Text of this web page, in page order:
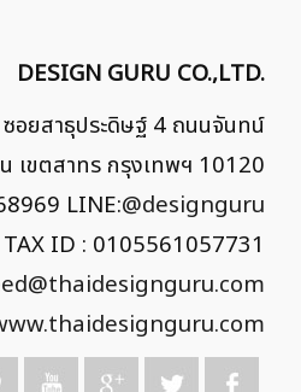
DESIGN GURU CO.,LTD.
อยสาธุประดิษฐ์ 4 ถนนจันทน์
เขตสาทร กรุงเทพฯ 10120
LINE:@designguru
TAX ID : 0105561057731